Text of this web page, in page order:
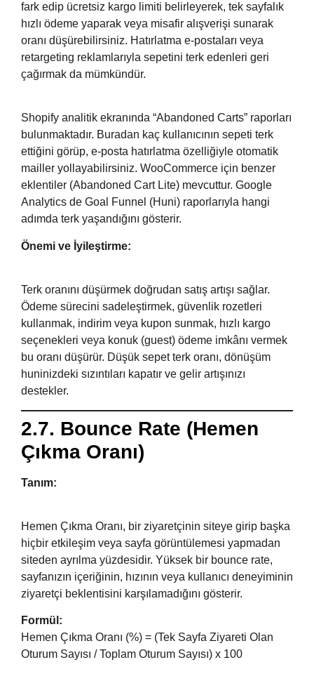
fark edip ücretsiz kargo limiti belirleyerek, tek sayfalık
hızlı ödeme yaparak veya misafir alışverişi sunarak
oranı düşürebilirsiniz. Hatırlatma e-postaları veya
retargeting reklamlarıyla sepetini terk edenleri geri
çağırmak da mümkündür.
Shopify analitik ekranında “Abandoned Carts” raporları
bulunmaktadır. Buradan kaç kullanıcının sepeti terk
ettiğini görüp, e-posta hatırlatma özelliğiyle otomatik
mailler yollayabilirsiniz. WooCommerce için benzer
eklentiler (Abandoned Cart Lite) mevcuttur. Google
Analytics de Goal Funnel (Huni) raporlarıyla hangi
adımda terk yaşandığını gösterir.
Önemi ve İyileştirme:
Terk oranını düşürmek doğrudan satış artışı sağlar.
Ödeme sürecini sadeleştirmek, güvenlik rozetleri
kullanmak, indirim veya kupon sunmak, hızlı kargo
seçenekleri veya konuk (guest) ödeme imkânı vermek
bu oranı düşürür. Düşük sepet terk oranı, dönüşüm
huninizdeki sızıntıları kapatır ve gelir artışınızı
destekler.
2.7. Bounce Rate (Hemen
Çıkma Oranı)
Tanım:
Hemen Çıkma Oranı, bir ziyaretçinin siteye girip başka
hiçbir etkileşim veya sayfa görüntülemesi yapmadan
siteden ayrılma yüzdesidir. Yüksek bir bounce rate,
sayfanızın içeriğinin, hızının veya kullanıcı deneyiminin
ziyaretçi beklentisini karşılamadığını gösterir.
Formül:
Hemen Çıkma Oranı (%) = (Tek Sayfa Ziyareti Olan
Oturum Sayısı / Toplam Oturum Sayısı) x 100